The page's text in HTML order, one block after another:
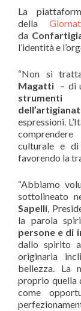
La
della
da
l’identità e
“Non si
Magatti – di
espressioni.
culturale e di
favorendo la
“Abbiamo
sottolineato
Sapelli,
la parola
persone e di
dallo spirito
originaria
bellezza. La
proprio quella
come